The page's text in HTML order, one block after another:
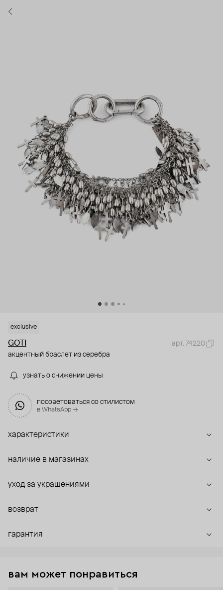
exclusive
GOTI
арт. 74220
акцентный браслет из серебра
узнать о снижении цены
посоветоваться со стилистом
в WhatsApp →
характеристики
наличие в магазинах
уход за украшениями
возврат
гарантия
вам может понравиться